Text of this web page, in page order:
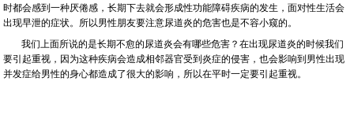
时都会感到一种厌倦感，长期下去就会形成性功能障碍疾病的发生，面对性生活会
出现早泄的症状。所以男性朋友要注意尿道炎的危害也是不容小窥的。
我们上面所说的是长期不愈的尿道炎会有哪些危害？在出现尿道炎的时候我们
要引起重视，因为这种疾病会造成相邻器官受到炎症的侵害，也会影响到男性出现
并发症给男性的身心都造成了很大的影响，所以在平时一定要引起重视。